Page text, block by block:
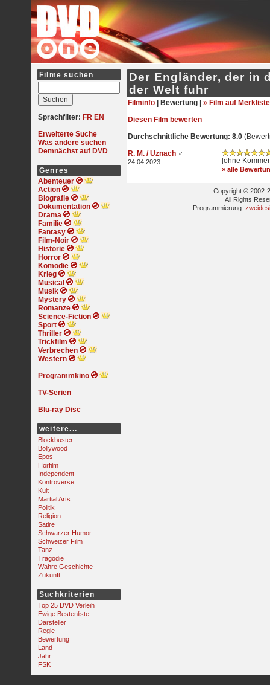
Filme suchen
Sprachfilter: FR EN
Erweiterte Suche
Was andere suchen
Demnächst auf DVD
Genres
Abenteuer
Action
Biografie
Dokumentation
Drama
Familie
Fantasy
Film-Noir
Historie
Horror
Komödie
Krieg
Musical
Musik
Mystery
Romanze
Science-Fiction
Sport
Thriller
Trickfilm
Verbrechen
Western
Programmkino
TV-Serien
Blu-ray Disc
weitere...
Blockbuster
Bollywood
Epos
Hörfilm
Independent
Kontroverse
Kult
Martial Arts
Politik
Religion
Satire
Schwarzer Humor
Schweizer Film
Tanz
Tragödie
Wahre Geschichte
Zukunft
Suchkriterien
Top 25 DVD Verleih
Ewige Bestenliste
Darsteller
Regie
Bewertung
Land
Jahr
FSK
Der Engländer, der in
der Welt fuhr
Filminfo Bewertung | » Film auf Merkliste
Diesen Film bewerten
Durchschnittliche Bewertung: 8.0
R. M. / Uznach ♂
24.04.2023 [ohne
» alle
Copyright © 2002-
All Rights
Programmierung: